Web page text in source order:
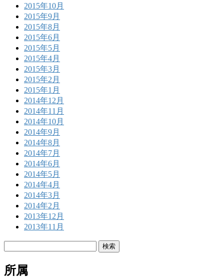
2015年10月
2015年9月
2015年8月
2015年6月
2015年5月
2015年4月
2015年3月
2015年2月
2015年1月
2014年12月
2014年11月
2014年10月
2014年9月
2014年8月
2014年7月
2014年6月
2014年5月
2014年4月
2014年3月
2014年2月
2013年12月
2013年11月
所属